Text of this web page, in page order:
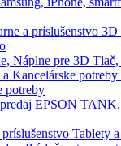
3D
Náplne pre 3D Tlač,
potreby
EPSON TANK,
Tablety